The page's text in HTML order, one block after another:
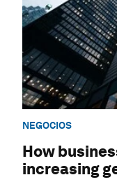
NEGOCIOS
How
increasing